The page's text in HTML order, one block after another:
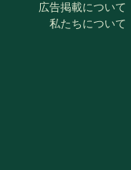
広告掲載について
私たちについて